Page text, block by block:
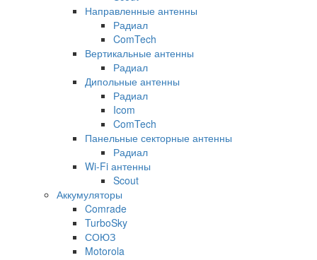
Направленные антенны
Радиал
ComTech
Вертикальные антенны
Радиал
Дипольные антенны
Радиал
Icom
ComTech
Панельные секторные антенны
Радиал
Wi-Fi антенны
Scout
Аккумуляторы
Comrade
TurboSky
СОЮЗ
Motorola